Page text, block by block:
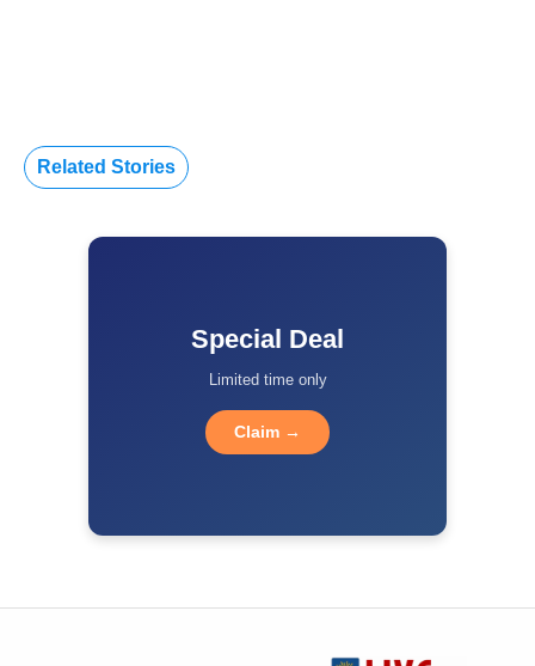
Related Stories
Special Deal
Limited time only
Claim →